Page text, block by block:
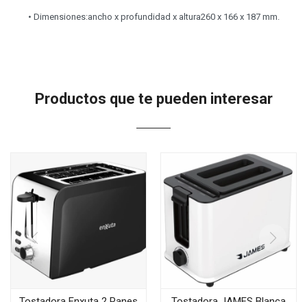
• Dimensiones:ancho x profundidad x altura260 x 166 x 187 mm.
Productos que te pueden interesar